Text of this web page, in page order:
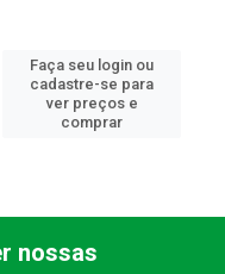
Faça seu login ou
cadastre-se para
ver preços e
comprar
nossas